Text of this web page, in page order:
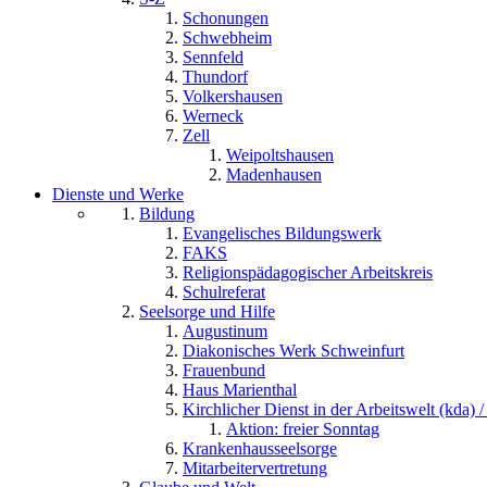
Schonungen
Schwebheim
Sennfeld
Thundorf
Volkershausen
Werneck
Zell
Weipoltshausen
Madenhausen
Dienste und Werke
Bildung
Evangelisches Bildungswerk
FAKS
Religionspädagogischer Arbeitskreis
Schulreferat
Seelsorge und Hilfe
Augustinum
Diakonisches Werk Schweinfurt
Frauenbund
Haus Marienthal
Kirchlicher Dienst in der Arbeitswelt (kda) /
Aktion: freier Sonntag
Krankenhausseelsorge
Mitarbeitervertretung